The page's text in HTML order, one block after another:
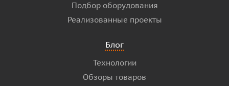
Подбор оборудования
Реализованные проекты
Блог
Технологии
Обзоры товаров